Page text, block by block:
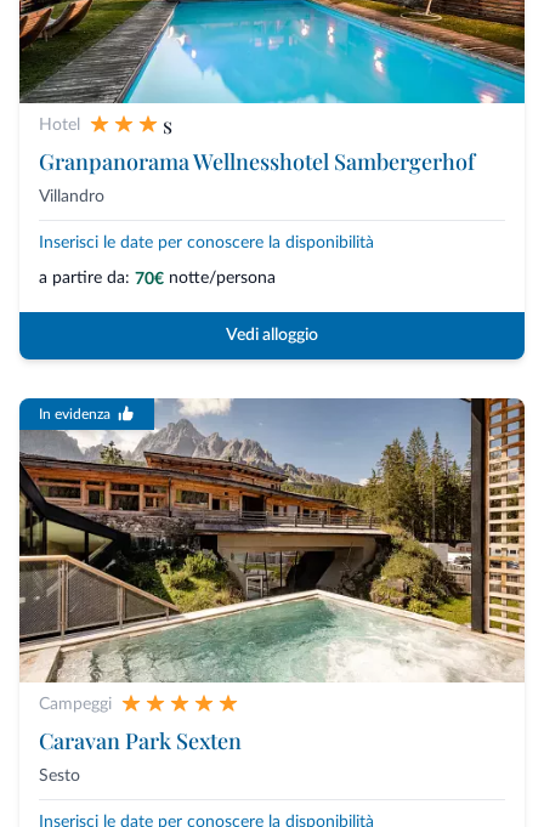
Hotel
s
Granpanorama Wellnesshotel Sambergerhof
Villandro
Inserisci le date per conoscere la disponibilità
a partire da: 70€ notte/persona
Vedi alloggio
In evidenza
Campeggi
Caravan Park Sexten
Sesto
Inserisci le date per conoscere la disponibilità